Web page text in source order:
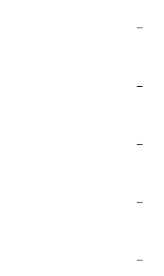
με Φούρνο
(Agorastos)
BBQ
Σόμπας